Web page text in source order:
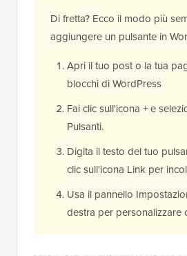
Di fretta? Ecco il modo più
aggiungere un pulsante in
Apri il tuo post o la tua
blocchi di WordPress
Fai clic sull'icona + e
Pulsanti.
Digita il testo del tuo
clic sull'icona Link per
Usa il pannello
destra per personalizzare